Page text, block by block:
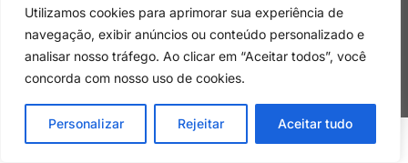
Utilizamos cookies para aprimorar sua experiência de
navegação, exibir anúncios ou conteúdo personalizado e
analisar nosso tráfego. Ao clicar em “Aceitar todos”, você
concorda com nosso uso de cookies.
Personalizar Rejeitar Aceitar tudo
Enviar